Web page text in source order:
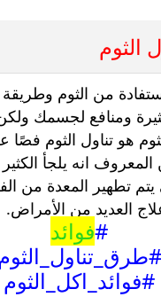
الثوم
من الثوم وطريقة
ومنافع لجسمك
هو تناول الثوم فصًا
انه يلجأ
يتم تطهير المعدة من
العديد من الأمراض.
#فوائد
#فوائد_اكل_الثوم